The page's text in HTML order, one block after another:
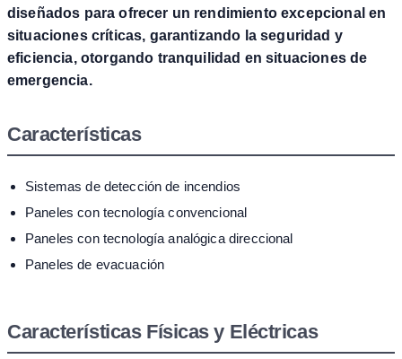
diseñados para ofrecer un rendimiento excepcional en
situaciones críticas, garantizando la seguridad y
eficiencia, otorgando tranquilidad en situaciones de
emergencia.
Características
Sistemas de detección de incendios
Paneles con tecnología convencional
Paneles con tecnología analógica direccional
Paneles de evacuación
Características Físicas y Eléctricas